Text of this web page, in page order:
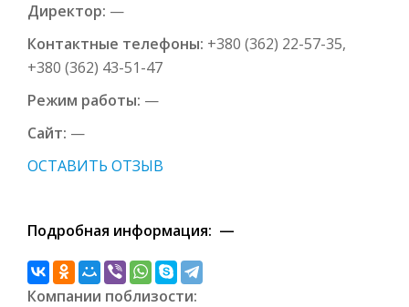
Директор: —
Контактные телефоны: +380 (362) 22-57-35,
+380 (362) 43-51-47
Режим работы: —
Сайт: —
ОСТАВИТЬ ОТЗЫВ
Подробная информация: —
Компании поблизости: